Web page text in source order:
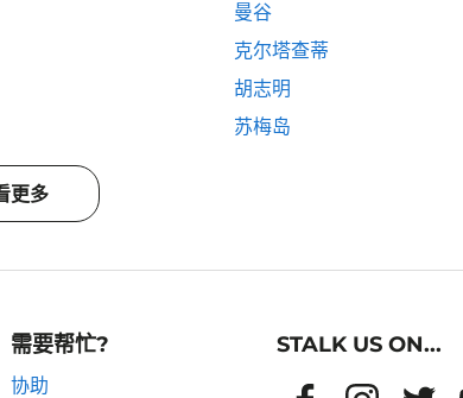
曼谷
克尔塔查蒂
胡志明
苏梅岛
更多
需要帮忙?
协助
STALK US ON...